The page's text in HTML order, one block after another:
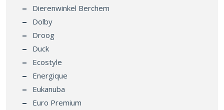
Dierenwinkel Berchem
Dolby
Droog
Duck
Ecostyle
Energique
Eukanuba
Euro Premium